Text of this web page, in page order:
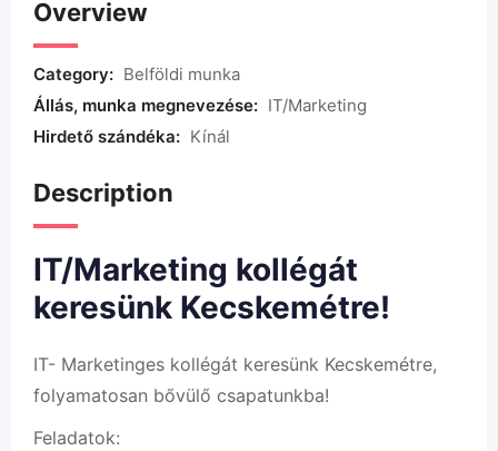
Overview
Category: Belföldi munka
Állás, munka megnevezése: IT/Marketing
Hirdető szándéka: Kínál
Description
IT/Marketing kollégát
keresünk Kecskemétre!
IT- Marketinges kollégát keresünk Kecskemétre,
folyamatosan bővülő csapatunkba!
Feladatok: